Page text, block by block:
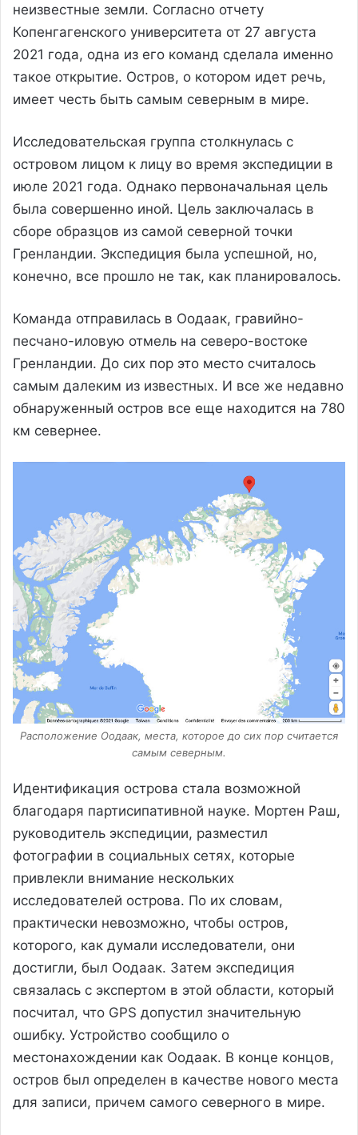
неизвестные земли. Согласно отчету
Копенгагенского университета от 27 августа
2021 года, одна из его команд сделала именно
такое открытие. Остров, о котором идет речь,
имеет честь быть самым северным в мире.
Исследовательская группа столкнулась с
островом лицом к лицу во время экспедиции в
июле 2021 года. Однако первоначальная цель
была совершенно иной. Цель заключалась в
сборе образцов из самой северной точки
Гренландии. Экспедиция была успешной, но,
конечно, все прошло не так, как планировалось.
Команда отправилась в Оодаак, гравийно-
песчано-иловую отмель на северо-востоке
Гренландии. До сих пор это место считалось
самым далеким из известных. И все же недавно
обнаруженный остров все еще находится на 780
км севернее.
Расположение Оодаак, места, которое до сих пор считается
самым северным.
Идентификация острова стала возможной
благодаря партисипативной науке. Мортен Раш,
руководитель экспедиции, разместил
фотографии в социальных сетях, которые
привлекли внимание нескольких
исследователей острова. По их словам,
практически невозможно, чтобы остров,
которого, как думали исследователи, они
достигли, был Оодаак. Затем экспедиция
связалась с экспертом в этой области, который
посчитал, что GPS допустил значительную
ошибку. Устройство сообщило о
местонахождении как Оодаак. В конце концов,
остров был определен в качестве нового места
для записи, причем самого северного в мире.